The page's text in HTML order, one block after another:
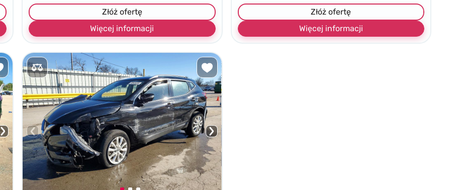
Złóż ofertę
Więcej informacji
Złóż ofertę
Więcej informacji